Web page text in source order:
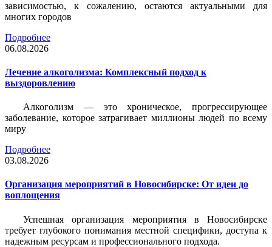
зависимостью, к сожалению, остаются актуальными для
многих городов
Подробнее
06.08.2026
Лечение алкоголизма: Комплексный подход к
выздоровлению
Алкоголизм — это хроническое, прогрессирующее
заболевание, которое затрагивает миллионы людей по всему
миру
Подробнее
03.08.2026
Организация мероприятий в Новосибирске: От идеи до
воплощения
Успешная организация мероприятия в Новосибирске
требует глубокого понимания местной специфики, доступа к
надежным ресурсам и профессионального подхода.